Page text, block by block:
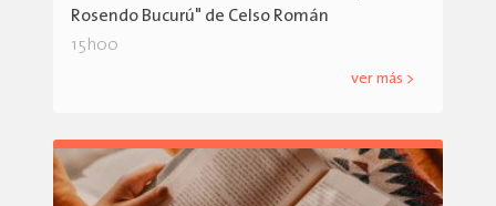
Rosendo Bucurú" de Celso Román
15h00
ver más >